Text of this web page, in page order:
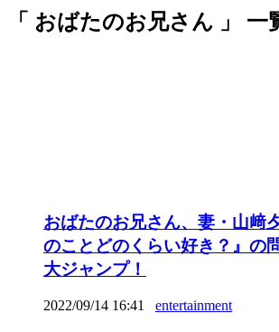
「 おばたのお兄さん 」 一
おばたのお兄さん、妻・山﨑
のことどのくらい好き？』の
大ジャンプ！
2022/09/14 16:41 entertainment